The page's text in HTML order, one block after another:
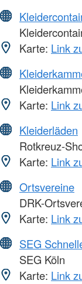
Karte: Link
Karte: Link
Kleiderläden
Rotkreuz-
Karte: Link
Ortsvereine
DRK-
Karte: Link
SEG
SEG Köln
Karte: Link